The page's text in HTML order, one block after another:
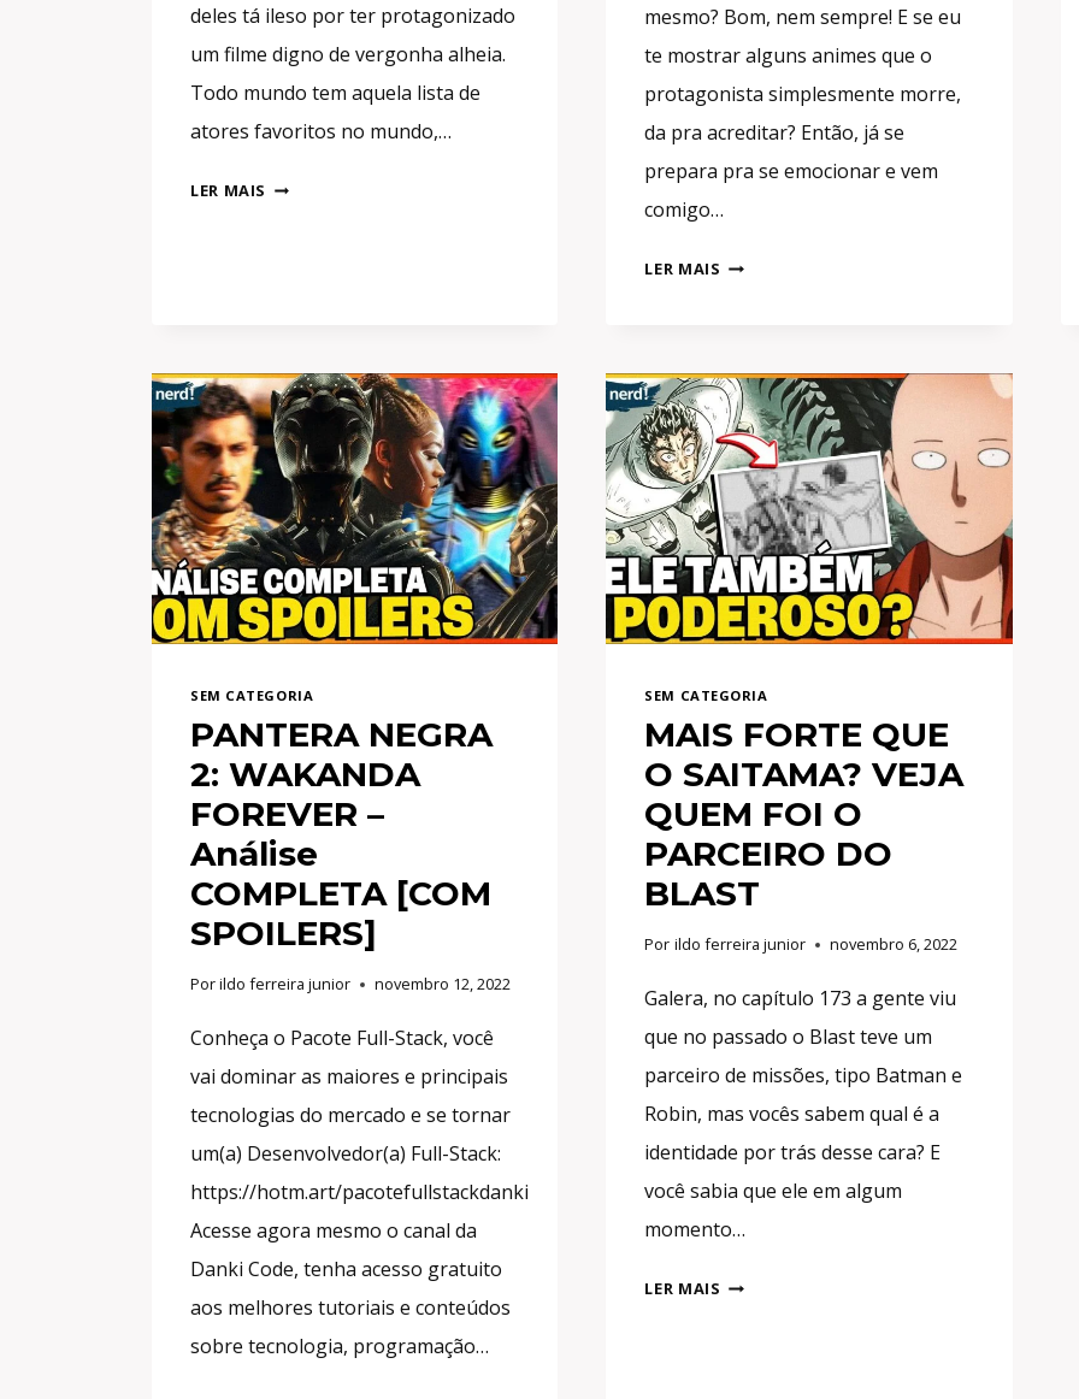
deles tá ileso por ter protagonizado
um filme digno de vergonha alheia.
Todo mundo tem aquela lista de
atores favoritos no mundo,…
LER MAIS OS
MELHORES
ATORES
mesmo? Bom, nem sempre! E se eu
te mostrar alguns animes que o
protagonista simplesmente morre,
da pra acreditar? Então, já se
prepara pra se emocionar e vem
comigo…
LER MAIS AS
PERSONAGENS
PRINCIPAIS
DE
ANIMES
SEM CATEGORIA
PANTERA NEGRA
2: WAKANDA
FOREVER –
Análise
COMPLETA [COM
SPOILERS]
Porildo ferreira junior novembro 12, 2022
Conheça o Pacote Full-Stack, você
vai dominar as maiores e principais
tecnologias do mercado e se tornar
um(a) Desenvolvedor(a) Full-Stack:
https://hotm.art/pacotefullstackdanki
Acesse agora mesmo o canal da
Danki Code, tenha acesso gratuito
aos melhores tutoriais e conteúdos
sobre tecnologia, programação…
SEM CATEGORIA
MAIS FORTE QUE
O SAITAMA? VEJA
QUEM FOI O
PARCEIRO DO
BLAST
Por ildo ferreira junior novembro 6, 2022
Galera, no capítulo 173 a gente viu
que no passado o Blast teve um
parceiro de missões, tipo Batman e
Robin, mas vocês sabem qual é a
identidade por trás desse cara? E
você sabia que ele em algum
momento…
LER MAIS MAIS